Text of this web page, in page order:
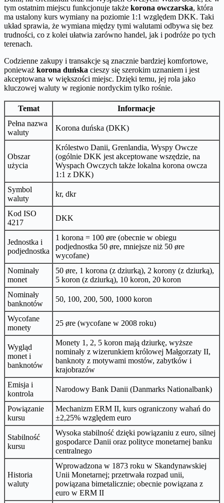
tym ostatnim miejscu funkcjonuje także korona owczarska, która
ma ustalony kurs wymiany na poziomie 1:1 względem DKK. Taki
układ sprawia, że wymiana między tymi walutami odbywa się bez
trudności, co z kolei ułatwia zarówno handel, jak i podróże po tych
terenach.
Codzienne zakupy i transakcje są znacznie bardziej komfortowe,
ponieważ korona duńska cieszy się szerokim uznaniem i jest
akceptowana w większości miejsc. Dzięki temu, jej rola jako
kluczowej waluty w regionie nordyckim tylko rośnie.
Temat
Informacje
Pełna nazwa
waluty
Korona duńska (DKK)
Obszar
użycia
Królestwo Danii, Grenlandia, Wyspy Owcze
(ogólnie DKK jest akceptowane wszędzie, na
Wyspach Owczych także lokalna korona owcza
1:1 z DKK)
Symbol
waluty
kr, dkr
Kod ISO
4217
DKK
Jednostka i
podjednostka
1 korona = 100 øre (obecnie w obiegu
podjednostka 50 øre, mniejsze niż 50 øre
wycofane)
Nominały
monet
50 øre, 1 korona (z dziurką), 2 korony (z dziurką),
5 koron (z dziurką), 10 koron, 20 koron
Nominały
banknotów
50, 100, 200, 500, 1000 koron
Wycofane
monety
25 øre (wycofane w 2008 roku)
Wygląd
monet i
banknotów
Monety 1, 2, 5 koron mają dziurkę, wyższe
nominały z wizerunkiem królowej Małgorzaty II,
banknoty z motywami mostów, zabytków i
krajobrazów
Emisja i
kontrola
Narodowy Bank Danii (Danmarks Nationalbank)
Powiązanie
kursu
Mechanizm ERM II, kurs ograniczony wahań do
±2,25% względem euro
Stabilność
kursu
Wysoka stabilność dzięki powiązaniu z euro, silnej
gospodarce Danii oraz polityce monetarnej banku
centralnego
Historia
waluty
Wprowadzona w 1873 roku w Skandynawskiej
Unii Monetarnej; przetrwała rozpad unii,
powiązana bimetalicznie; obecnie powiązana z
euro w ERM II